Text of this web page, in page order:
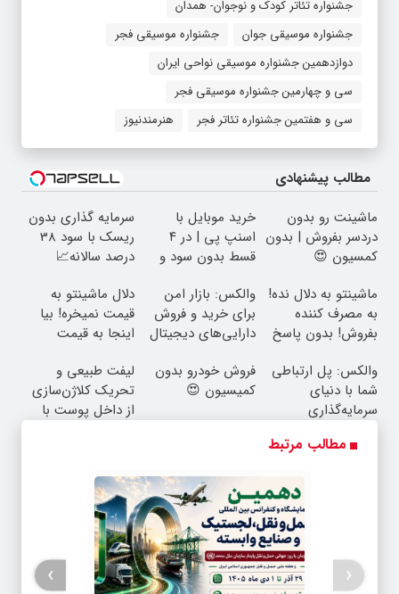
جشنواره تئاتر کودک و نوجوان- همدان
جشنواره موسیقی جوان
جشنواره موسیقی فجر
دوازدهمین جشنواره موسیقی نواحی ایران
سی و چهارمین جشنواره موسیقی فجر
سی و هفتمین جشنواره تئاتر فجر
هنرمندنیوز
مطالب پیشنهادی
ماشینت رو بدون
دردسر بفروش | بدون
کمسیون 😍
خرید موبایل با
اسنپ پی | در ۴
قسط بدون سود و
سرمایه گذاری بدون
ریسک با سود 38
درصد سالانه📈
ماشینتو به دلال نده!
به مصرف کننده
بفروش! بدون پاسخ
والکس: بازار امن
برای خرید و فروش
دارایی‌های دیجیتال
دلال ماشینتو به
قیمت نمیخره! بیا
اینجا به قیمت
واقعی*
والکس: پل ارتباطی
شما با دنیای
سرمایه‌گذاری
فروش خودرو بدون
کمیسیون 😍
لیفت طبیعی و
تحریک کلاژن‌سازی
از داخل پوست با
مطالب مرتبط
‹
›